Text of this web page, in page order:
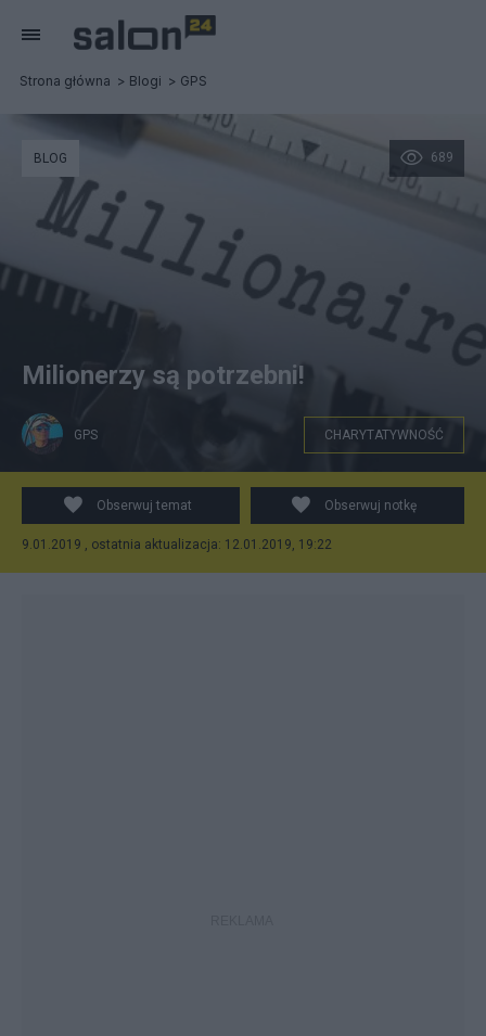
Strona główna Blogi GPS
689
BLOG
Milionerzy są potrzebni!
GPS CHARYTATYWNOŚĆ
Obserwuj temat Obserwuj notkę
9.01.2019 , ostatnia aktualizacja: 12.01.2019, 19:22